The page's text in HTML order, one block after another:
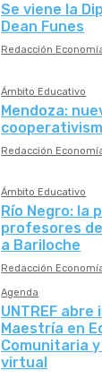
Se viene la
Dean Funes
Redacción
Ámbito Educativo
Mendoza:
Redacción
Ámbito Educativo
Río Negro: la
profesores
a Bariloche
Redacción
Agenda
UNTREF
Maestría en
Comunitaria
virtual